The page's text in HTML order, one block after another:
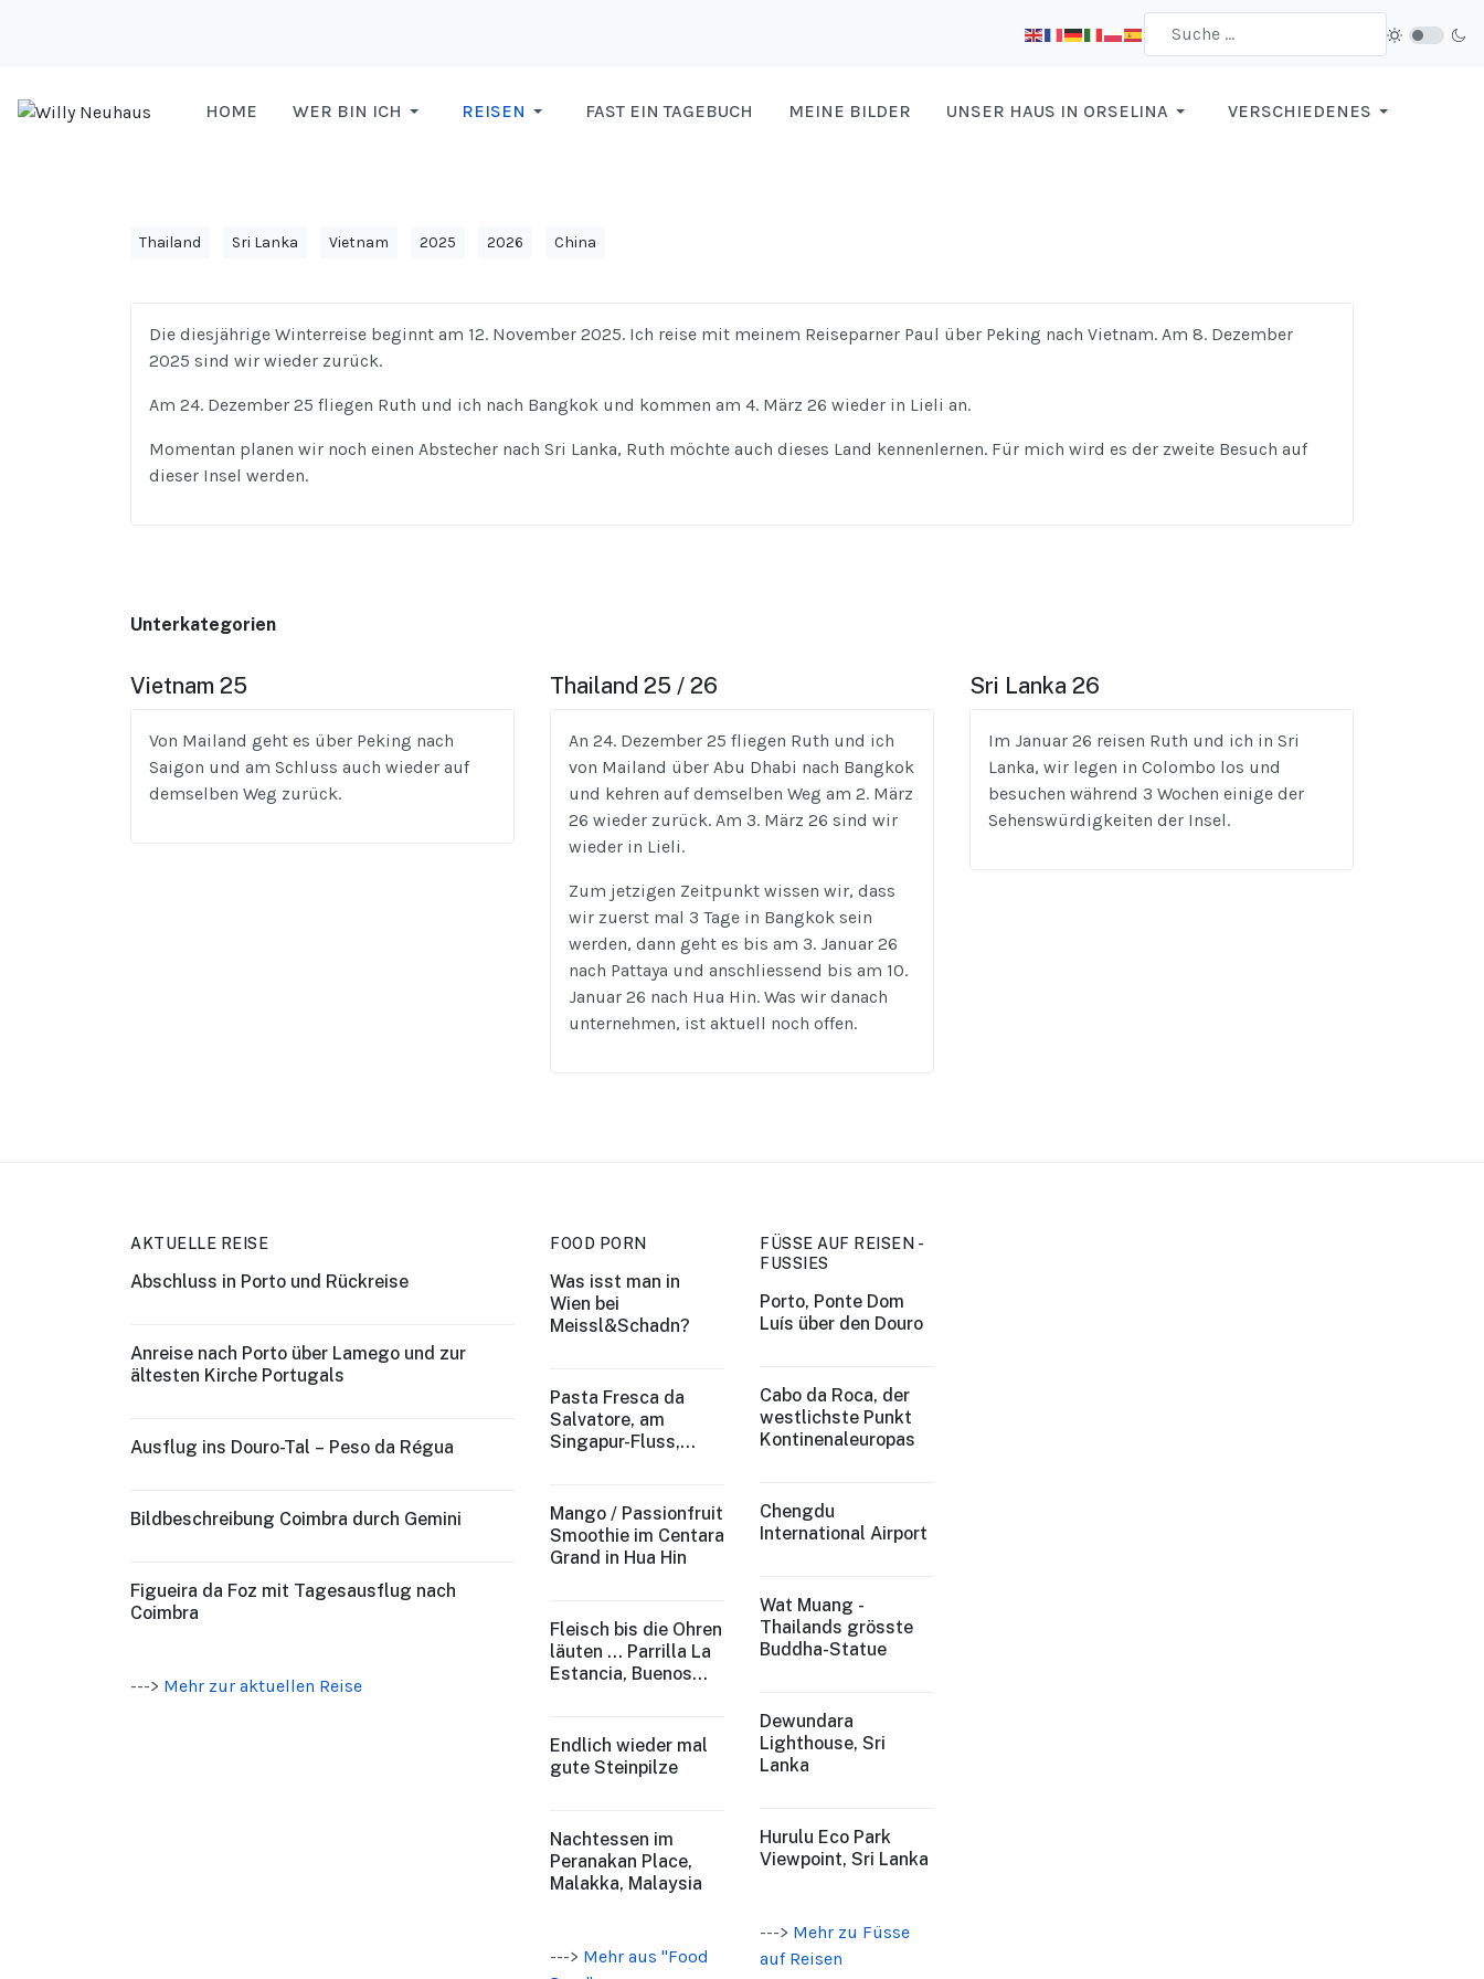
HOME WER BIN ICH REISEN FAST EIN TAGEBUCH MEINE BILDER UNSER HAUS IN ORSELINA VERSCHIEDENES
Thailand Sri Lanka Vietnam 2025 2026 China
Die diesjährige Winterreise beginnt am 12. November 2025. Ich reise mit meinem Reiseparner Paul über Peking nach Vietnam. Am 8. Dezember
2025 sind wir wieder zurück.
Am 24. Dezember 25 fliegen Ruth und ich nach Bangkok und kommen am 4. März 26 wieder in Lieli an.
Momentan planen wir noch einen Abstecher nach Sri Lanka, Ruth möchte auch dieses Land kennenlernen. Für mich wird es der zweite Besuch auf
dieser Insel werden.
Unterkategorien
Vietnam 25
Von Mailand geht es über Peking nach
Saigon und am Schluss auch wieder auf
demselben Weg zurück.
Thailand 25 / 26
An 24. Dezember 25 fliegen Ruth und ich
von Mailand über Abu Dhabi nach Bangkok
und kehren auf demselben Weg am 2. März
26 wieder zurück. Am 3. März 26 sind wir
wieder in Lieli.
Zum jetzigen Zeitpunkt wissen wir, dass
wir zuerst mal 3 Tage in Bangkok sein
werden, dann geht es bis am 3. Januar 26
nach Pattaya und anschliessend bis am 10.
Januar 26 nach Hua Hin. Was wir danach
unternehmen, ist aktuell noch offen.
Sri Lanka 26
Im Januar 26 reisen Ruth und ich in Sri
Lanka, wir legen in Colombo los und
besuchen während 3 Wochen einige der
Sehenswürdigkeiten der Insel.
AKTUELLE REISE
Abschluss in Porto und Rückreise
Anreise nach Porto über Lamego und zur
ältesten Kirche Portugals
Ausflug ins Douro-Tal – Peso da Régua
Bildbeschreibung Coimbra durch Gemini
Figueira da Foz mit Tagesausflug nach
Coimbra
---> Mehr zur aktuellen Reise
FOOD PORN
Was isst man in
Wien bei
Meissl&Schadn?
Pasta Fresca da
Salvatore, am
Singapur-Fluss,
Mango / Passionfruit
Smoothie im Centara
Grand in Hua Hin
Fleisch bis die Ohren
läuten ... Parrilla La
Estancia, Buenos
Endlich wieder mal
gute Steinpilze
Nachtessen im
Peranakan Place,
Malakka, Malaysia
---> Mehr aus "Food
FÜSSE AUF REISEN -
FUSSIES
Porto, Ponte Dom
Luís über den Douro
Cabo da Roca, der
westlichste Punkt
Kontinenaleuropas
Chengdu
International Airport
Wat Muang -
Thailands grösste
Buddha-Statue
Dewundara
Lighthouse, Sri
Lanka
Hurulu Eco Park
Viewpoint, Sri Lanka
---> Mehr zu Füsse
auf Reisen